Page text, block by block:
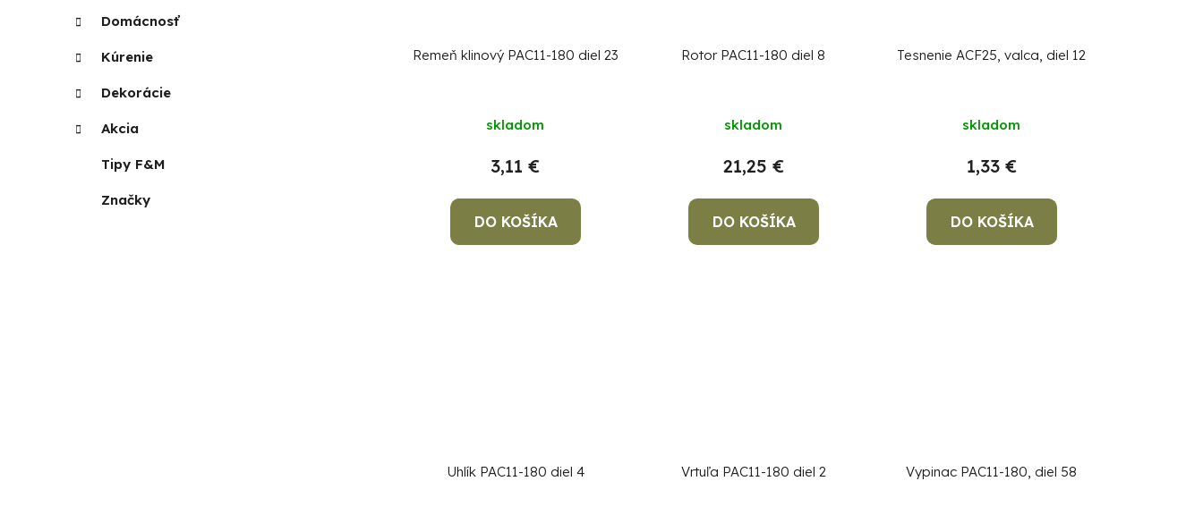
Domácnosť
Kúrenie
Dekorácie
Akcia
Tipy F&M
Značky
Remeň klinový PAC11-180 diel 23
skladom
3,11 €
DO KOŠÍKA
Rotor PAC11-180 diel 8
skladom
21,25 €
DO KOŠÍKA
Tesnenie ACF25, valca, diel 12
skladom
1,33 €
DO KOŠÍKA
Uhlík PAC11-180 diel 4 Vrtuľa PAC11-180 diel 2 Vypinac PAC11-180, diel 58